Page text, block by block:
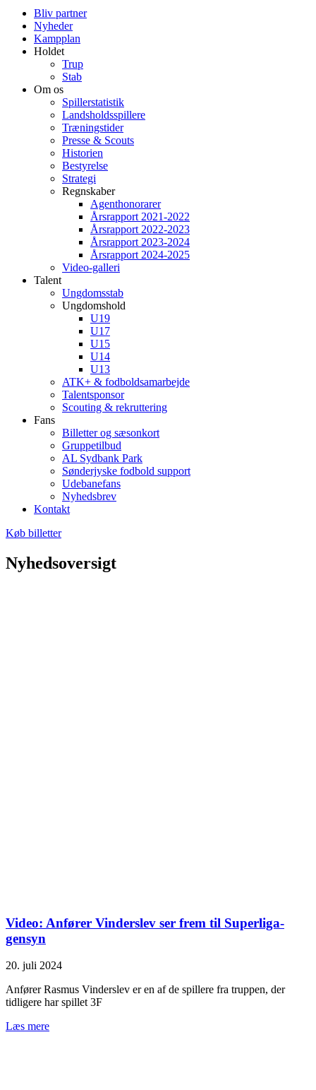
Bliv partner
Nyheder
Kampplan
Holdet
Trup
Stab
Om os
Spillerstatistik
Landsholdsspillere
Træningstider
Presse & Scouts
Historien
Bestyrelse
Strategi
Regnskaber
Agenthonorarer
Årsrapport 2021-2022
Årsrapport 2022-2023
Årsrapport 2023-2024
Årsrapport 2024-2025
Video-galleri
Talent
Ungdomsstab
Ungdomshold
U19
U17
U15
U14
U13
ATK+ & fodboldsamarbejde
Talentsponsor
Scouting & rekruttering
Fans
Billetter og sæsonkort
Gruppetilbud
AL Sydbank Park
Sønderjyske fodbold support
Udebanefans
Nyhedsbrev
Kontakt
Køb billetter
Nyhedsoversigt
Video: Anfører Vinderslev ser frem til Superliga-
gensyn
20. juli 2024
Anfører Rasmus Vinderslev er en af de spillere fra truppen, der
tidligere har spillet 3F
Læs mere